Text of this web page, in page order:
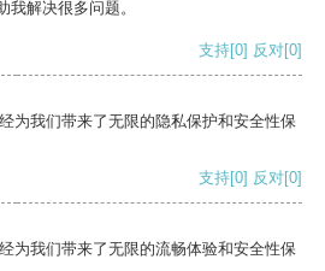
解决很多问题。
支持[0] 反对[0]
为我们带来了无限的隐私保护和安全性保
支持[0] 反对[0]
为我们带来了无限的流畅体验和安全性保